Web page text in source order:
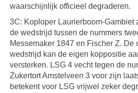
waarschijnlijk officieel degraderen.
3C: Koploper Laurierboom-Gambiet
de wedstrijd tussen de nummers
Messemaker 1847 en Fischer Z. De
wedstrijd kan de eigen koppositie
versterken. LSG 4 vecht tegen de
Zukertort Amstelveen 3 voor zijn
betekent voor LSG vrijwel zeker